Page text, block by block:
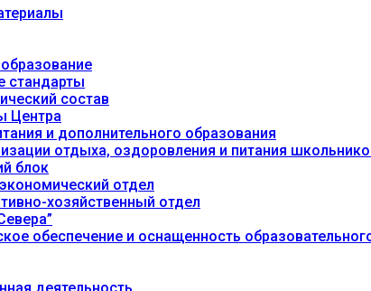
стандарты
состав
Центра
и дополнительного образования
отдыха, оздоровления и питания
блок
отдел
хозяйственный отдел
обеспечение и оснащенность